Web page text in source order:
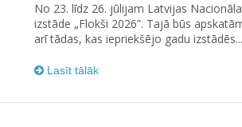
No 23. līdz 26. jūlijam Latvijas
izstāde „Flokši 2026”. Tajā būs
arī tādas, kas iepriekšējo gadu izstādēs...
Lasīt tālāk